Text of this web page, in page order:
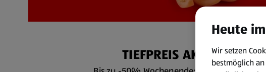
TIEFPREIS AKTIONEN
Heute
Wir setzen
bestmöglich